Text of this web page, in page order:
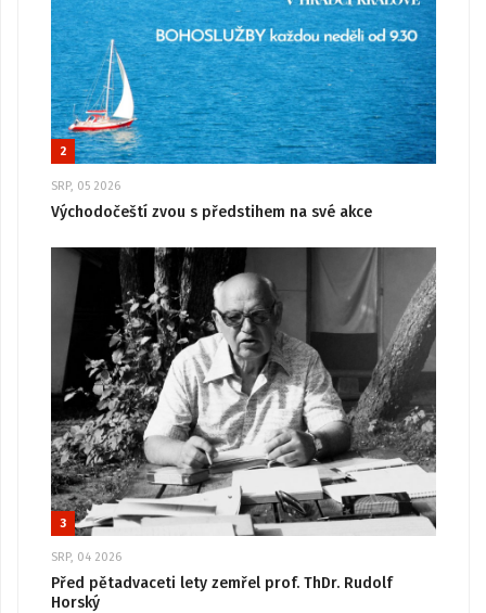
2
SRP, 05 2026
Východočeští zvou s předstihem na své akce
3
SRP, 04 2026
Před pětadvaceti lety zemřel prof. ThDr. Rudolf
Horský